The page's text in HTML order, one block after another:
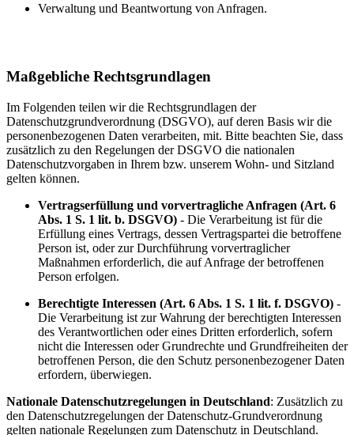
Verwaltung und Beantwortung von Anfragen.
Maßgebliche Rechtsgrundlagen
Im Folgenden teilen wir die Rechtsgrundlagen der
Datenschutzgrundverordnung (DSGVO), auf deren Basis wir die
personenbezogenen Daten verarbeiten, mit. Bitte beachten Sie, dass
zusätzlich zu den Regelungen der DSGVO die nationalen
Datenschutzvorgaben in Ihrem bzw. unserem Wohn- und Sitzland
gelten können.
Vertragserfüllung und vorvertragliche Anfragen (Art. 6
Abs. 1 S. 1 lit. b. DSGVO) - Die Verarbeitung ist für die
Erfüllung eines Vertrags, dessen Vertragspartei die betroffene
Person ist, oder zur Durchführung vorvertraglicher
Maßnahmen erforderlich, die auf Anfrage der betroffenen
Person erfolgen.
Berechtigte Interessen (Art. 6 Abs. 1 S. 1 lit. f. DSGVO) -
Die Verarbeitung ist zur Wahrung der berechtigten Interessen
des Verantwortlichen oder eines Dritten erforderlich, sofern
nicht die Interessen oder Grundrechte und Grundfreiheiten der
betroffenen Person, die den Schutz personenbezogener Daten
erfordern, überwiegen.
Nationale Datenschutzregelungen in Deutschland: Zusätzlich zu
den Datenschutzregelungen der Datenschutz-Grundverordnung
gelten nationale Regelungen zum Datenschutz in Deutschland.